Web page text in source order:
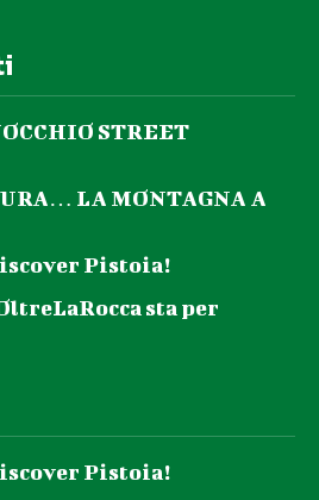
STREET
LA MONTAGNA A
Pistoia!
sta per
Pistoia!